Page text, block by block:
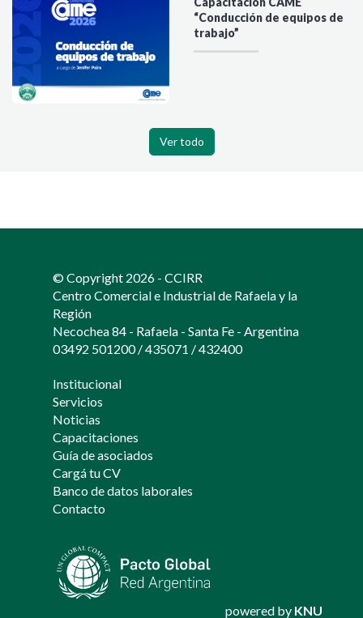
“Conducción de equipos de
trabajo”
Ver todo
© Copyright 2026 - CCIRR
Centro Comercial e Industrial de Rafaela y la
Región
Necochea 84 - Rafaela - Santa Fe - Argentina
03492 501200/435071 /432400
Institucional
Servicios
Noticias
Capacitaciones
Guía de asociados
Cargá tu CV
Banco de datos laborales
Contacto
powered by KNU